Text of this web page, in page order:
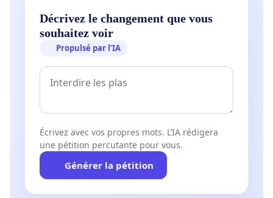
Décrivez le changement que vous
souhaitez voir
Propulsé par l’IA
Écrivez avec vos propres mots. L’IA rédigera
une pétition percutante pour vous.
Générer la pétition